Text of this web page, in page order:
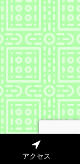
アクセス